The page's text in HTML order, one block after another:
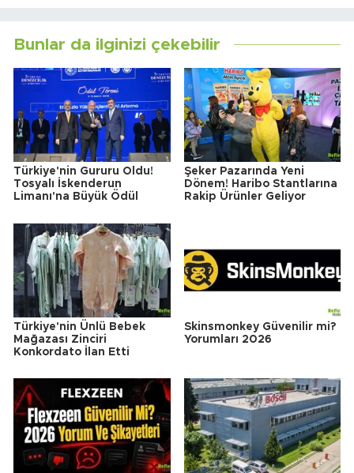
Bunlar da ilginizi çekebilir
Türkiye'nin Gururu Oldu!
Tosyalı İskenderun
Limanı'na Büyük Ödül
Şeker Pazarında Yeni
Dönem! Haribo Stantlarına
Rakip Ürünler Geliyor
Türkiye'nin Ünlü Bebek
Mağazası Zinciri
Konkordato İlan Etti
Skinsmonkey Güvenilir mi?
Yorumları 2026